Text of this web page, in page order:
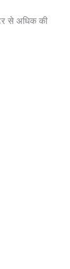
से अधिक की